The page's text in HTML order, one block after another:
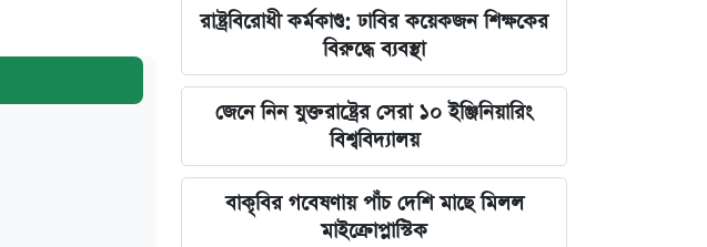
রাষ্ট্রবিরোধী কর্মকাণ্ড: ঢাবির কয়েকজন শিক্ষকের
বিরুদ্ধে ব্যবস্থা
জেনে নিন যুক্তরাষ্ট্রের সেরা ১০ ইঞ্জিনিয়ারিং
বিশ্ববিদ্যালয়
বাকৃবির গবেষণায় পাঁচ দেশি মাছে মিলল
মাইক্রোপ্লাস্টিক